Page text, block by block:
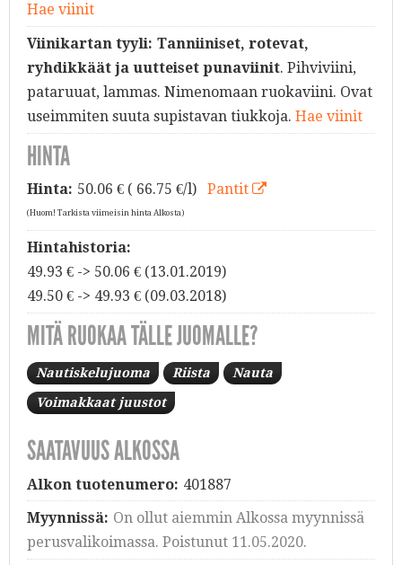
Hae viinit
Viinikartan tyyli: Tanniiniset, rotevat,
ryhdikkäät ja uutteiset punaviinit. Pihviviini,
pataruuat, lammas. Nimenomaan ruokaviini. Ovat
useimmiten suuta supistavan tiukkoja. Hae viinit
HINTA
Hinta: 50.06 € ( 66.75 €/l) Pantit
(Huom! Tarkista viimeisin hinta Alkosta)
Hintahistoria:
49.93 € -> 50.06 € (13.01.2019)
49.50 € -> 49.93 € (09.03.2018)
MITÄ RUOKAA TÄLLE JUOMALLE?
Nautiskelujuoma Riista Nauta
Voimakkaat juustot
SAATAVUUS ALKOSSA
Alkon tuotenumero: 401887
Myynnissä: On ollut aiemmin Alkossa myynnissä
perusvalikoimassa. Poistunut 11.05.2020.